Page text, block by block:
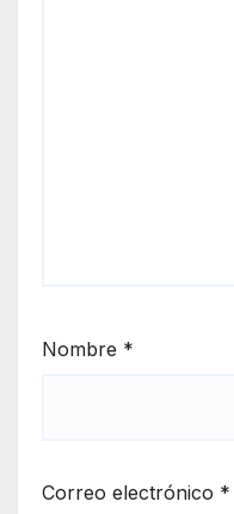
Nombre *
Correo electrónico *